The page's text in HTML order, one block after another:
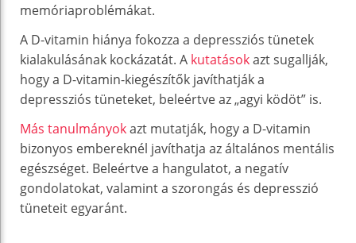
memóriaproblémákat.
A D-vitamin hiánya fokozza a depressziós tünetek
kialakulásának kockázatát. A kutatásokazt sugallják,
hogy a D-vitamin-kiegészítők javíthatják a
depressziós tüneteket, beleértve az „agyi ködöt” is.
Más tanulmányokazt mutatják, hogy a D-vitamin
bizonyos embereknél javíthatja az általános mentális
egészséget. Beleértve a hangulatot, a negatív
gondolatokat, valamint a szorongás és depresszió
tüneteit egyaránt.